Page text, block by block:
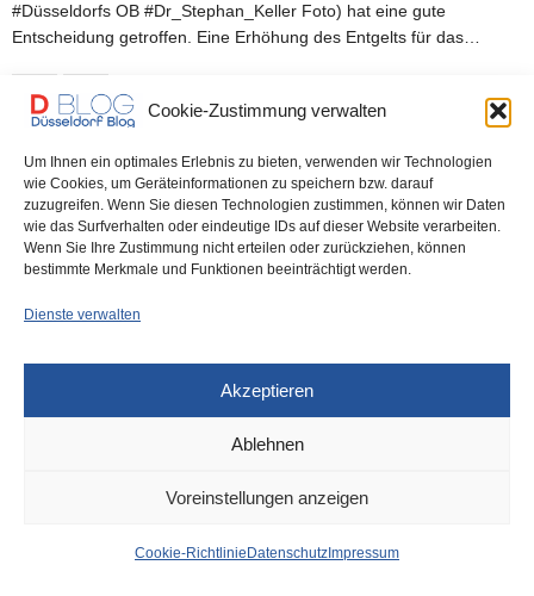
Cookie-Zustimmung verwalten
Um Ihnen ein optimales Erlebnis zu bieten, verwenden wir Technologien
wie Cookies, um Geräteinformationen zu speichern bzw. darauf
zuzugreifen. Wenn Sie diesen Technologien zustimmen, können wir Daten
wie das Surfverhalten oder eindeutige IDs auf dieser Website verarbeiten.
Wenn Sie Ihre Zustimmung nicht erteilen oder zurückziehen, können
bestimmte Merkmale und Funktionen beeinträchtigt werden.
Dienste verwalten
Akzeptieren
Ablehnen
Voreinstellungen anzeigen
Cookie-Richtlinie Datenschutz Impressum
#Düsseldorfs OB #Dr_Stephan_Keller Foto) hat eine gute
Entscheidung getroffen. Eine Erhöhung des Entgelts für das…
0 SHARES
IMPRESSUM DATENSCHUTZ COOKIE-RICHTLINIE (EU)